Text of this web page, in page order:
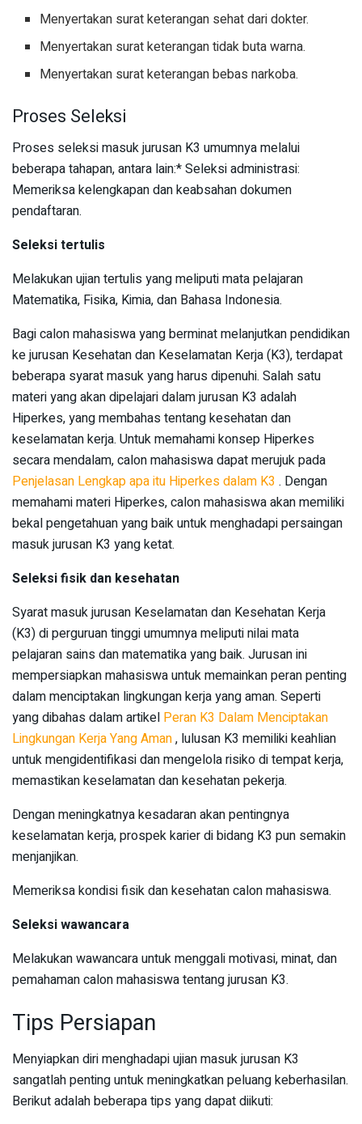
Menyertakan surat keterangan sehat dari dokter.
Menyertakan surat keterangan tidak buta warna.
Menyertakan surat keterangan bebas narkoba.
Proses Seleksi
Proses seleksi masuk jurusan K3 umumnya melalui
beberapa tahapan, antara lain:* Seleksi administrasi:
Memeriksa kelengkapan dan keabsahan dokumen
pendaftaran.
Seleksi tertulis
Melakukan ujian tertulis yang meliputi mata pelajaran
Matematika, Fisika, Kimia, dan Bahasa Indonesia.
Bagi calon mahasiswa yang berminat melanjutkan pendidikan
ke jurusan Kesehatan dan Keselamatan Kerja (K3), terdapat
beberapa syarat masuk yang harus dipenuhi. Salah satu
materi yang akan dipelajari dalam jurusan K3 adalah
Hiperkes, yang membahas tentang kesehatan dan
keselamatan kerja. Untuk memahami konsep Hiperkes
secara mendalam, calon mahasiswa dapat merujuk pada
Penjelasan Lengkap apa itu Hiperkes dalam K3 . Dengan
memahami materi Hiperkes, calon mahasiswa akan memiliki
bekal pengetahuan yang baik untuk menghadapi persaingan
masuk jurusan K3 yang ketat.
Seleksi fisik dan kesehatan
Syarat masuk jurusan Keselamatan dan Kesehatan Kerja
(K3) di perguruan tinggi umumnya meliputi nilai mata
pelajaran sains dan matematika yang baik. Jurusan ini
mempersiapkan mahasiswa untuk memainkan peran penting
dalam menciptakan lingkungan kerja yang aman. Seperti
yang dibahas dalam artikel Peran K3 Dalam Menciptakan
Lingkungan Kerja Yang Aman, lulusan K3 memiliki keahlian
untuk mengidentifikasi dan mengelola risiko di tempat kerja,
memastikan keselamatan dan kesehatan pekerja.
Dengan meningkatnya kesadaran akan pentingnya
keselamatan kerja, prospek karier di bidang K3 pun semakin
menjanjikan.
Memeriksa kondisi fisik dan kesehatan calon mahasiswa.
Seleksi wawancara
Melakukan wawancara untuk menggali motivasi, minat, dan
pemahaman calon mahasiswa tentang jurusan K3.
Tips Persiapan
Menyiapkan diri menghadapi ujian masuk jurusan K3
sangatlah penting untuk meningkatkan peluang keberhasilan.
Berikut adalah beberapa tips yang dapat diikuti: